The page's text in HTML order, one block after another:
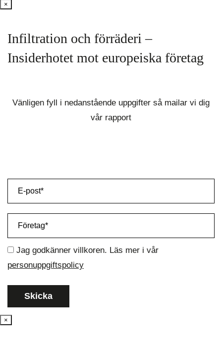
×
Infiltration och förräderi –
Insiderhotet mot europeiska företag
Vänligen fyll i nedanstående uppgifter så mailar vi dig
vår rapport
Jag godkänner villkoren. Läs mer i vår
personuppgiftspolicy
×